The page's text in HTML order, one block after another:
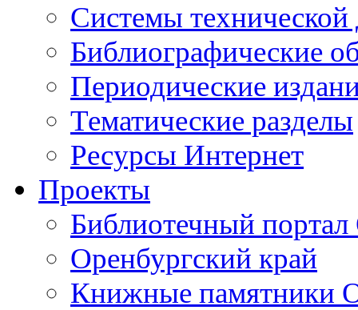
Cистемы
Библиографические
Периодические
Тематические разделы
Ресурсы Интернет
Проекты
Библиотечный портал
Оренбургский край
Книжные памятники